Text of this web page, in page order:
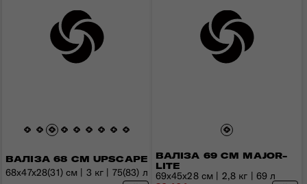
ВАЛІЗА 68 СМ UPSCAPE
68x47x28(31) см | 3 кг | 75(83) л
ВАЛІЗА 69 СМ MAJOR-
LITE
69x45x28 см | 2,8 кг | 69 л